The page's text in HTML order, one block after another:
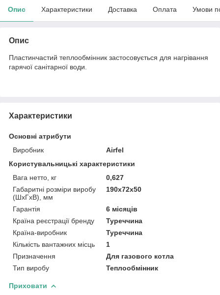
Опис Характеристики Доставка Оплата Умови
Опис
Пластинчастий теплообмінник застосовується для нагрівання
гарячої санітарної води.
Характеристики
Основні атрибути
Виробник
Airfel
Користувальницькі характеристики
Вага нетто, кг
0,627
Габаритні розміри виробу
(ШхГхВ), мм
190х72х50
Гарантія
6 місяців
Країна реєстрації бренду
Туреччина
Країна-виробник
Туреччина
Кількість вантажних місць
1
Призначення
Для газового котла
Тип виробу
Теплообмінник
Приховати